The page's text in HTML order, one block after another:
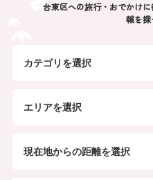
台東区への旅行・おでかけ
報を探
カテゴリを選択
エリアを選択
現在地からの距離を選択